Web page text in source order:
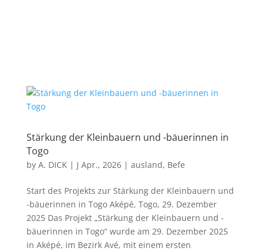
Stärkung der Kleinbauern und -bäuerinnen in
Togo
by A. DICK| J Apr., 2026| ausland, Befe
Start des Projekts zur Stärkung der Kleinbauern und
-bäuerinnen in Togo Aképé, Togo, 29. Dezember
2025 Das Projekt „Stärkung der Kleinbauern und -
bäuerinnen in Togo“ wurde am 29. Dezember 2025
in Aképé, im Bezirk Avé, mit einem ersten